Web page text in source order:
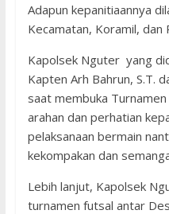
Adapun kepanitiaannya
Kecamatan, Koramil, dan
Kapolsek Nguter yang
Kapten Arh Bahrun, S.T.
saat membuka
arahan dan perhatian
pelaksanaan bermain
kekompakan dan
Lebih lanjut, Kapolsek
turnamen futsal antar